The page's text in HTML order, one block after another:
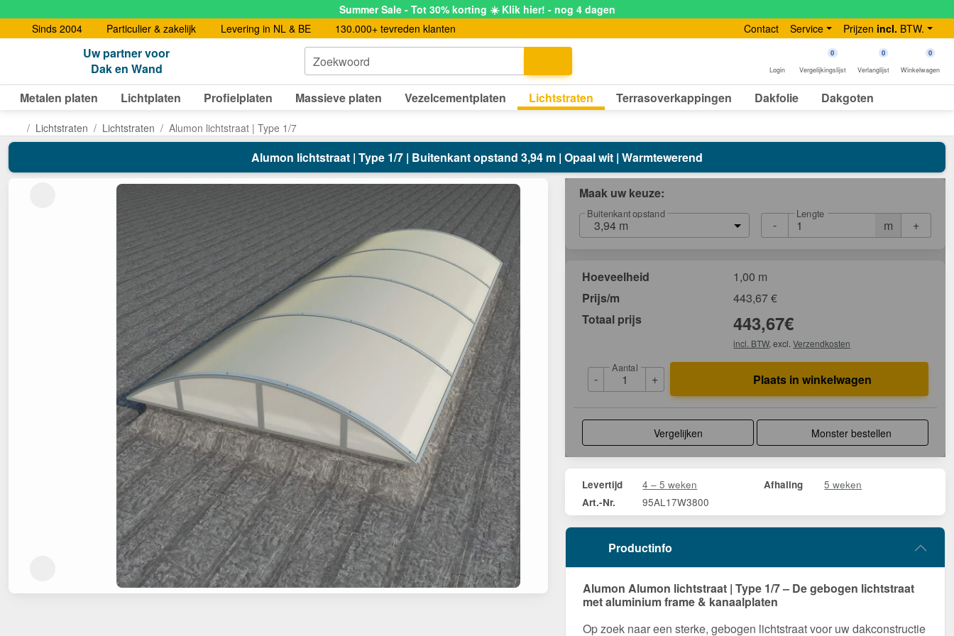
Summer Sale - Tot 30% korting ☀️ Klik hier! - nog 4 dagen
Sinds 2004
Particulier & zakelijk Levering in NL & BE 130.000+ tevreden klanten Contact Service Prijzen incl. BTW.
Uw partner voor
Dak en Wand
Zoekwoord
Login
0
Vergelijkingslijst
0
Verlanglijst
0
Winkelwagen
Metalen platen Lichtplaten Profielplaten Massieve platen Vezelcementplaten Lichtstraten Terrasoverkappingen Dakfolie Dakgoten
Lichtstraten Lichtstraten Alumon lichtstraat | Type 1/7
Alumon lichtstraat | Type 1/7 | Buitenkant opstand 3,94 m | Opaal wit | Warmtewerend
Maak uw keuze:
Buitenkant opstand
3,94 m - m
Lengte
+
Hoeveelheid
1,00 m
Prijs/m
443,67€
Totaal prijs
443,67€
incl. BTW, excl.Verzendkosten
-
Aantal
+ Plaats in winkelwagen
Vergelijken Monster bestellen
Levertijd 4 – 5 weken Afhaling 5 weken
Art.-Nr. 95AL17W3800
Productinfo
Alumon Alumon lichtstraat | Type 1/7 – De gebogen lichtstraat
met aluminium frame & kanaalplaten
Op zoek naar een sterke, gebogen lichtstraat voor uw dakconstructie